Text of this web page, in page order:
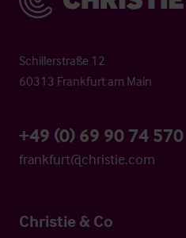
Schillerstraße 12
60313 Frankfurt am Main
+49 (0) 69 90 74 570
frankfurt@christie.com
Christie & Co